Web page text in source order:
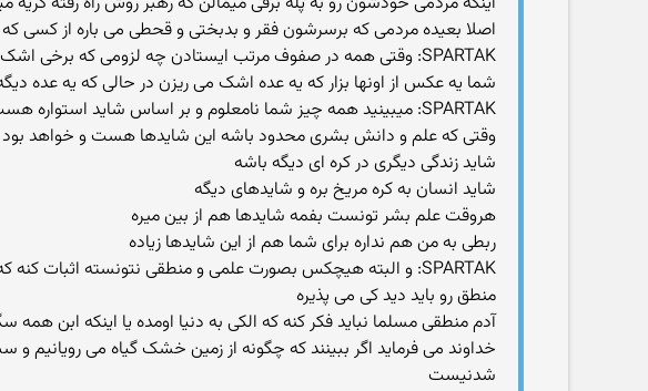
اصلا بعیده مردمی که برسرشون فقر و بدبختی و قحطی می باره از کسی
SPARTAK: وقتی همه در صفوف مرتب ایستادن چه لزومی که برخی اشک بریزند در حالیکه برخی بدون تغییر در رفتار فقط ایستاده اند
شما یه عکس از اونها بزار که یه عده اشک می ریزن در حالی که یه عده
SPARTAK: میبینید همه چیز شما نامعلوم و بر اساس شاید استواره هست
وقتی که علم و دانش بشری محدود باشه این شایدها هست و خواهد بود
شاید زندگی دیگری در کره ای دیگه باشه
شاید انسان به کره مریخ بره و شایدهای دیگه
هروقت علم بشر تونست بفمه شایدها هم از بین میره
ربطی به من هم نداره برای شما هم از این شایدها زیاده
SPARTAK: و البته هیچکس بصورت علمی و منطقی نتونسته اثبات کنه که اون دنیایی هست یا نیست
منطق رو باید دید کی می پذیره
آدم منطقی مسلما نباید فکر کنه که الکی به دنیا اومده یا اینکه
خداوند می فرماید اگر ببینند که چگونه از زمین خشک گیاه می
شدنیست